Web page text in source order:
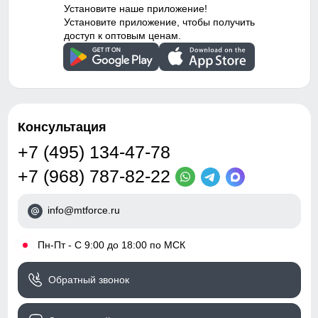
Капюшон надежно защищает от различных внешних
Таблица размеров брюк
104 (4 ЛЕТ)
63
21
водоотталкивающий
материал,
гипоаллергенный
материал, с начесом,
светоотражающие детали
Вид одежды
Утепленная модель
Стиль
Повседневный,
Спортивный, Школьный
Рисунок
темноте
Тренд бэби-долл
Установите наше приложение!
Установите приложение, чтобы получить
доступ к оптовым ценам.
Консультация
+7 (495) 134-47-78
+7 (968) 787-82-22
info@mtforce.ru
• Пн-Пт - С 9:00 до 18:00 по МСК
Обратный звонок